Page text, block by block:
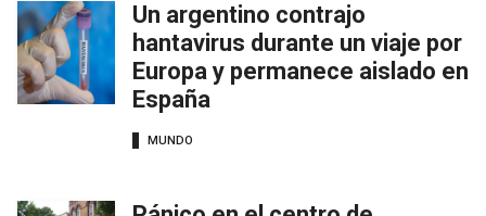
Un argentino contrajo
hantavirus durante un viaje por
Europa y permanece aislado en
España
MUNDO